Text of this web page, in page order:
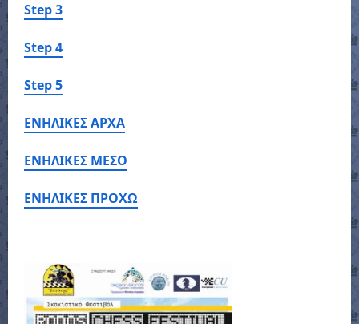
Step 3
Step 4
Step 5
ΕΝΗΛΙΚΕΣ ΑΡΧΑ
ΕΝΗΛΙΚΕΣ ΜΕΣΟ
ΕΝΗΛΙΚΕΣ ΠΡΟΧΩ